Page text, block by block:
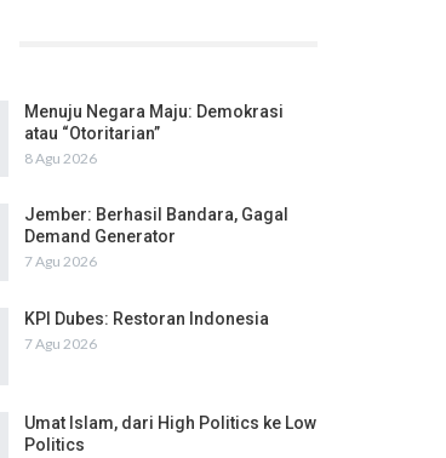
Menuju Negara Maju: Demokrasi
atau “Otoritarian”
8 Agu 2026
Jember: Berhasil Bandara, Gagal
Demand Generator
7 Agu 2026
KPI Dubes: Restoran Indonesia
7 Agu 2026
Umat Islam, dari High Politics ke Low
Politics